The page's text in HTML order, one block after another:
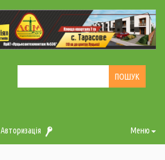
Авторизація Меню